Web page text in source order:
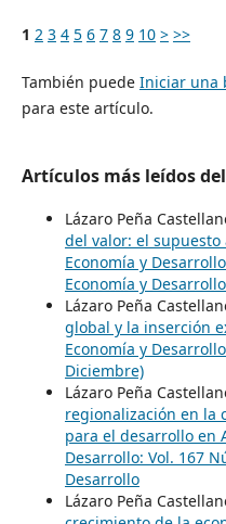
1 2 3 4 5 6 7 8 9 10 > >>
También puede Iniciar una
para este artículo.
Artículos más leídos
Lázaro Peña
del valor: el
Economía y
Economía y
Lázaro Peña
global y la inserción
Economía y
Diciembre)
Lázaro Peña
regionalización en la
para el desarrollo en
Desarrollo: Vol. 167
Desarrollo
Lázaro Peña